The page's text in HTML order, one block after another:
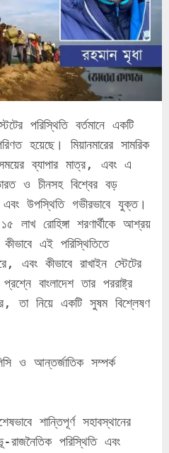
পরিস্থিতি বর্তমানে একটি
হয়েছে। মিয়ানমারের সামরিক
ব্যাপার মাত্র, এবং এ
ও চীনসহ বিশ্বের বড়
উপস্থিতি গভীরভাবে যুক্ত।
লাখ রোহিঙ্গা শরণার্থীকে আশ্রয়
এই পরিস্থিতিতে
এবং কীভাবে রাখাইন স্টেটের
বাংলাদেশ তার পররাষ্ট্র
তা নিয়ে একটি সুষম বিশ্লেষণ
ও আন্তর্জাতিক সম্পর্ক
শান্তিপূর্ণ সহাবস্থানের
পরিস্থিতি এবং